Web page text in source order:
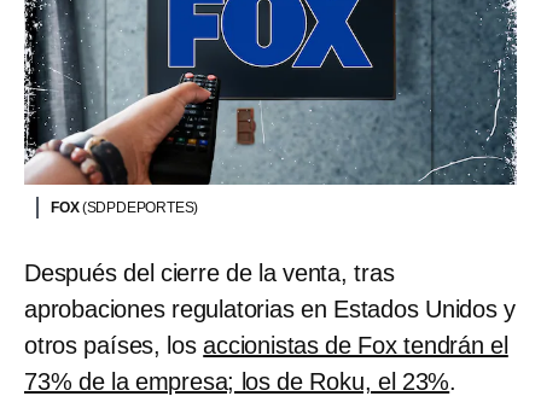
FOX(SDPDEPORTES)
Después del cierre de la venta, tras
aprobaciones regulatorias en Estados Unidos y
otros países, losaccionistas de Fox tendrán el
73% de la empresa; los de Roku, el 23%.